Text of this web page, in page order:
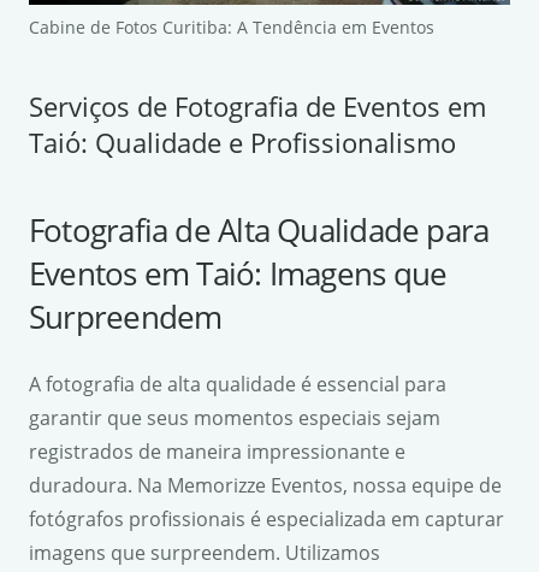
Cabine de Fotos Curitiba: A Tendência em Eventos
Serviços de Fotografia de Eventos em
Taió: Qualidade e Profissionalismo
Fotografia de Alta Qualidade para
Eventos em Taió: Imagens que
Surpreendem
A fotografia de alta qualidade é essencial para
garantir que seus momentos especiais sejam
registrados de maneira impressionante e
duradoura. Na Memorizze Eventos, nossa equipe de
fotógrafos profissionais é especializada em capturar
imagens que surpreendem. Utilizamos